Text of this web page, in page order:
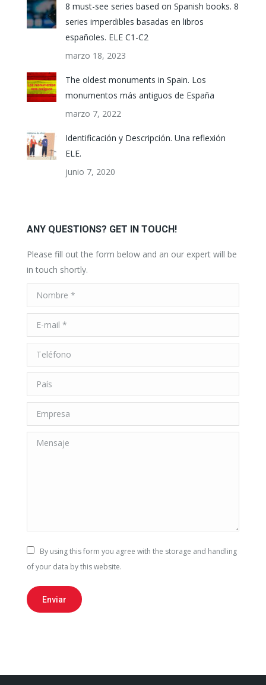
8 must-see series based on Spanish books. 8
series imperdibles basadas en libros
españoles. ELE C1-C2
marzo 18, 2023
The oldest monuments in Spain. Los
monumentos más antiguos de España
marzo 7, 2022
Identificación y Descripción. Una reflexión
ELE.
junio 7, 2020
ANY QUESTIONS? GET IN TOUCH!
Please fill out the form below and an our expert will be
in touch shortly.
Nombre *
E-mail *
Teléfono
País
Empresa
Mensaje
By using this form you agree with the storage and handling
of your data by this website.
Enviar